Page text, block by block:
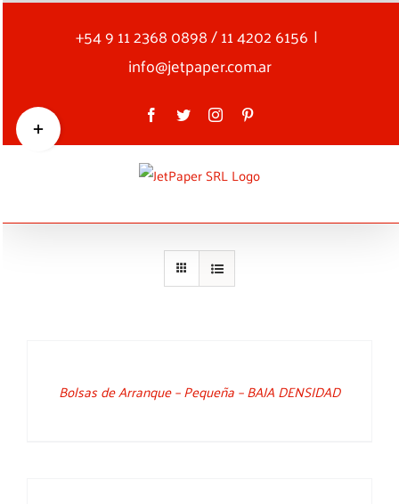
+54 9 11 2368 0898 / 11 4202 6156 |
info@jetpaper.com.ar
Facebook
TwitterInstagram
Bolsas de Arranque – Pequeña – BAJA DENSIDAD
Toggle
Sliding